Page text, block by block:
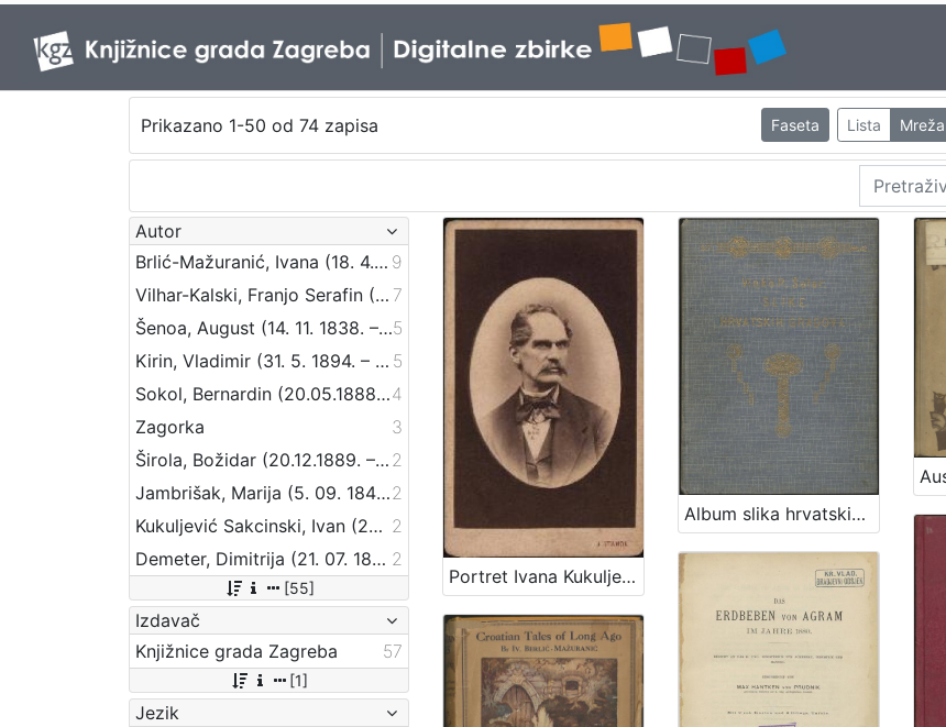
Prikazano 1-50 od 74 zapisa Faseta Lista Mreža
Autor
Brlić-Mažuranić, Ivana (18. 4. 1874. – 21. 9. 1938.) 9
Vilhar-Kalski, Franjo Serafin (5. 1. 1852. – 4. 3. 1928.) 7
Šenoa, August (14. 11. 1838. – 13. 12. 1881.)5
Kirin, Vladimir (31. 5. 1894. – 5. 10. 1963.) 5
Sokol, Bernardin (20.05.1888 – 24.09.1944)4
Zagorka
3
Širola, Božidar (20.12.1889. – 10.04.1956.) 2
Jambrišak, Marija (5. 09. 1847 – 23. 01. 1937)2
Kukuljević Sakcinski, Ivan (29. 5. 1816. – 1. 8. 1889.) 2
Demeter, Dimitrija (21. 07. 1811. – 24. 06. 1872.) 2
[55]
Izdavač
Knjižnice grada Zagreba
57
[1]
Jezik
Portret Ivana Kukuljevića Sakcinskog / I. Standl
Album slika hrvatskih gradova / sabrao, uredio i vlastitim troškom izdao Vinko P. Šafar